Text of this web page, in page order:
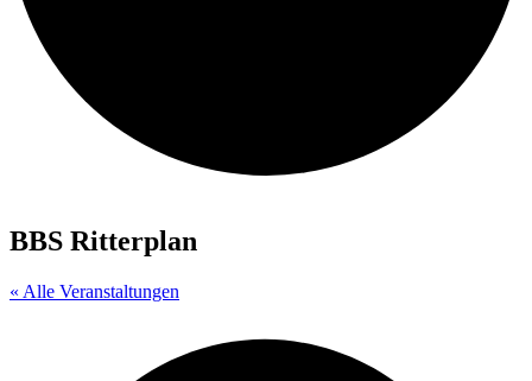
BBS Ritterplan
« Alle Veranstaltungen